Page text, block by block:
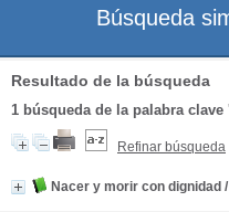
Resultado de la búsqueda
1 búsqueda de la palabra clave
Refinar búsqueda
Nacer y morir con dignidad /
Búsqueda